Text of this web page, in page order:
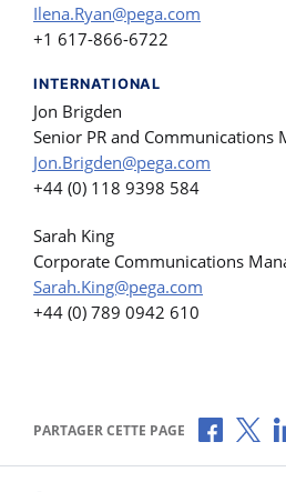
Ilena.Ryan@pega.com
+1 617-866-6722
INTERNATIONAL
Jon Brigden
Senior PR and Communications
Jon.Brigden@pega.com
+44 (0) 118 9398 584
Sarah King
Corporate Communications
Sarah.King@pega.com
+44 (0) 789 0942 610
PARTAGER CETTE PAGE